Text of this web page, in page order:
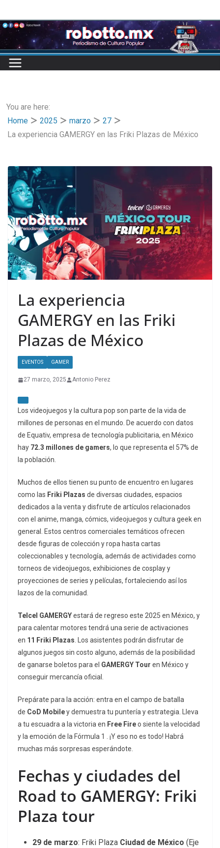
to
content
You are here:
Home
2025 marzo
27
La experiencia GAMERGY en las Friki Plazas de México
La experiencia
GAMERGY en las Friki
Plazas de México
EVENTOS GAMER
27 marzo, 2025 Antonio Perez
Los videojuegos y la cultura pop son parte de la vida de
millones de personas en el mundo. De acuerdo con datos
de Equativ, empresa de tecnología publicitaria, en México
hay 72.3 millones de gamers, lo que representa el 57% de
la población.
Muchos de ellos tienen su punto de encuentro en lugares
como las Friki Plazas de diversas ciudades, espacios
dedicados a la venta y disfrute de artículos relacionados
con el anime, manga, cómics, videojuegos y cultura geek en
general. Estos centros comerciales temáticos ofrecen
desde figuras de colección y ropa hasta cartas
coleccionables y tecnología, además de actividades como
torneos de videojuegos, exhibiciones de cosplay y
proyecciones de series y películas, fortaleciendo así los
lazos de la comunidad.
Telcel GAMERGYestará de regreso este 2025 en México, y
para calentar motores tendrá una serie de activaciones
en 11 Friki Plazas . Los asistentes podrán disfrutar de
algunos juegos sin costo alguno, además de la posibilidad
de ganarse boletos para el GAMERGY Tour en México y
conseguir mercancía oficial.
Prepárate para la acción: entra en el campo de batalla
de CoD Mobiley demuestra tu puntería y estrategia. Lleva
a tu escuadra a la victoria en Free Fireo siente la velocidad
y la emoción de la Fórmula 1 . ¡Y eso no es todo! Habrá
muchas más sorpresas esperándote.
Fechas y ciudades del
Road to GAMERGY: Friki
Plaza tour
29 de marzo: Friki Plaza Ciudad de México (Eje